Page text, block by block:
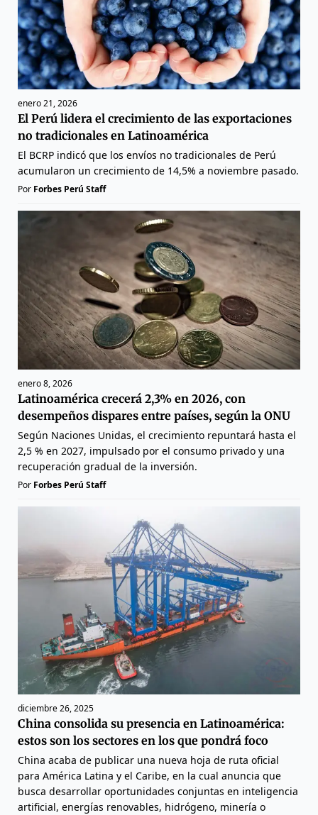
enero 21, 2026
El Perú lidera el crecimiento de las exportaciones
no tradicionales en Latinoamérica
El BCRP indicó que los envíos no tradicionales de Perú
acumularon un crecimiento de 14,5% a noviembre pasado.
Por Forbes Perú Staff
enero 8, 2026
Latinoamérica crecerá 2,3% en 2026, con
desempeños dispares entre países, según la ONU
Según Naciones Unidas, el crecimiento repuntará hasta el
2,5 % en 2027, impulsado por el consumo privado y una
recuperación gradual de la inversión.
Por Forbes Perú Staff
diciembre 26, 2025
China consolida su presencia en Latinoamérica:
estos son los sectores en los que pondrá foco
China acaba de publicar una nueva hoja de ruta oficial
para América Latina y el Caribe, en la cual anuncia que
busca desarrollar oportunidades conjuntas en inteligencia
artificial, energías renovables, hidrógeno, minería o